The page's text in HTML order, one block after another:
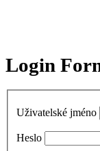
Login
Uživatelské jméno
Heslo